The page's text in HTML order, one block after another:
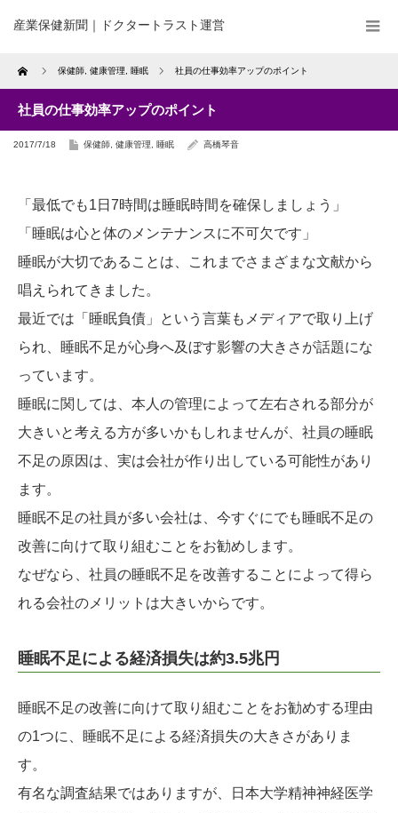
産業保健新聞｜ドクタートラスト運営
Home 保健師 健康管理 睡眠 社員の仕事効率アップのポイント
社員の仕事効率アップのポイント
2017/7/18 保健師 健康管理 睡眠 高橋琴音
「最低でも1日7時間は睡眠時間を確保しましょう」
「睡眠は心と体のメンテナンスに不可欠です」
睡眠が大切であることは、これまでさまざまな文献から
唱えられてきました。
最近では「睡眠負債」という言葉もメディアで取り上げ
られ、睡眠不足が心身へ及ぼす影響の大きさが話題にな
っています。
睡眠に関しては、本人の管理によって左右される部分が
大きいと考える方が多いかもしれませんが、社員の睡眠
不足の原因は、実は会社が作り出している可能性があり
ます。
睡眠不足の社員が多い会社は、今すぐにでも睡眠不足の
改善に向けて取り組むことをお勧めします。
なぜなら、社員の睡眠不足を改善することによって得ら
れる会社のメリットは大きいからです。
睡眠不足による経済損失は約3.5兆円
睡眠不足の改善に向けて取り組むことをお勧めする理由
の1つに、睡眠不足による経済損失の大きさがありま
す。
有名な調査結果ではありますが、日本大学精神神経医学